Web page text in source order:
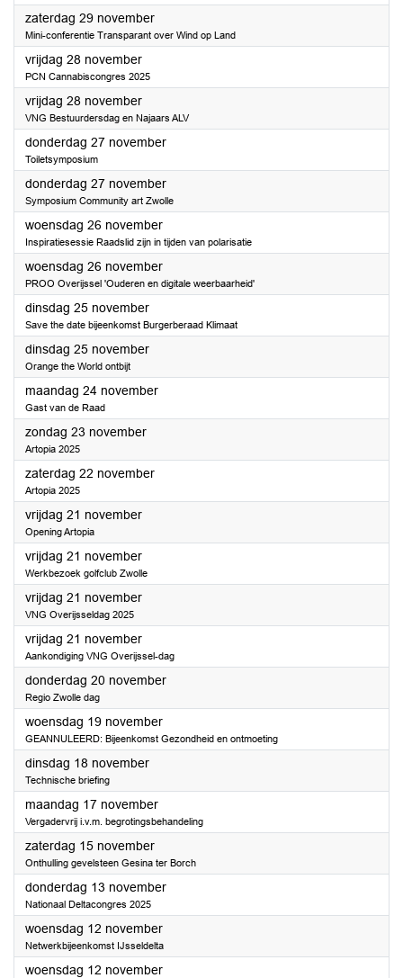
zaterdag 29 november2025
Mini-conferentie Transparant over Wind op Land
vrijdag 28 november2025
PCN Cannabiscongres 2025
vrijdag 28 november2025
VNG Bestuurdersdag en Najaars ALV
donderdag 27 november2025
Toiletsymposium
donderdag 27 november2025
Symposium Community art Zwolle
woensdag 26 november2025
Inspiratiesessie Raadslid zijn in tijden van polarisatie
woensdag 26 november2025
PROO Overijssel 'Ouderen en digitale weerbaarheid'
dinsdag 25 november2025
Save the date bijeenkomst Burgerberaad Klimaat
dinsdag 25 november2025
Orange the World ontbijt
maandag 24 november2025
Gast van de Raad
zondag 23 november2025
Artopia 2025
zaterdag 22 november2025
Artopia 2025
vrijdag 21 november2025
Opening Artopia
vrijdag 21 november2025
Werkbezoek golfclub Zwolle
vrijdag 21 november2025
VNG Overijsseldag 2025
vrijdag 21 november2025
Aankondiging VNG Overijssel-dag
donderdag 20 november2025
Regio Zwolle dag
woensdag 19 november2025
GEANNULEERD: Bijeenkomst Gezondheid en ontmoeting
dinsdag 18 november2025
Technische briefing
maandag 17 november2025
Vergadervrij i.v.m. begrotingsbehandeling
zaterdag 15 november2025
Onthulling gevelsteen Gesina ter Borch
donderdag 13 november2025
Nationaal Deltacongres 2025
woensdag 12 november2025
Netwerkbijeenkomst IJsseldelta
woensdag 12 november2025